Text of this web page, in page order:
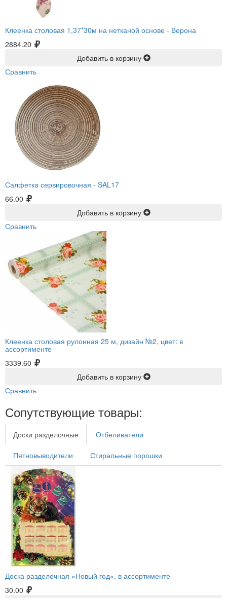
Клеенка столовая 1,37*30м на нетканой основе - Верона
2884.20
Добавить в корзину
Сравнить
Салфетка сервировочная - SAL17
66.00
Добавить в корзину
Сравнить
Клеенка столовая рулонная 25 м, дизайн №2, цвет: в
ассортименте
3339.60
Добавить в корзину
Сравнить
Сопутствующие товары:
Доски разделочные Отбеливатели
Пятновыводители Стиральные порошки
Доска разделочная «Новый год», в ассортименте
30.00